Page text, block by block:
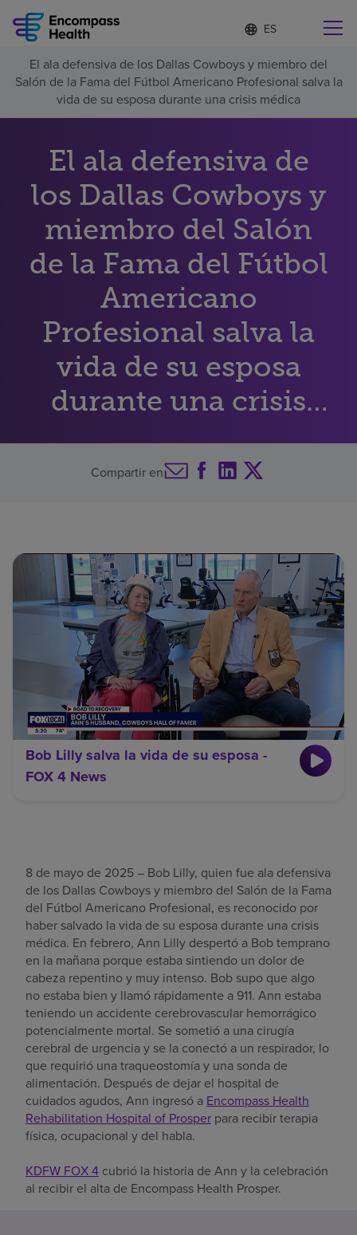
Lista
de
idiomas
contraída
d
o
m
a
e
c
c
i
o
n
a
d
Encuentre una localidad cerca de usted
Por qué debe elegirnos
Servicios de rehabilitación
Recursos de salud
Acerca de nosotros
Inversores
El ala defensiva de los Dallas Cowboys y miembro del
Salón de la Fama del Fútbol Americano Profesional salva la
vida de su esposa durante una crisis médica
El ala defensiva de
los Dallas Cowboys y
miembro del Salón
de la Fama del Fútbol
Americano
Profesional salva la
vida de su esposa
durante una crisis
médica
Compartir en
Bob Lilly salva la vida de su esposa -
FOX 4 News
8 de mayo de 2025 – Bob Lilly, quien fue ala defensiva
de los Dallas Cowboys y miembro del Salón de la Fama
del Fútbol Americano Profesional, es reconocido por
haber salvado la vida de su esposa durante una crisis
médica. En febrero, Ann Lilly despertó a Bob temprano
en la mañana porque estaba sintiendo un dolor de
cabeza repentino y muy intenso. Bob supo que algo
no estaba bien y llamó rápidamente a 911. Ann estaba
teniendo un accidente cerebrovascular hemorrágico
potencialmente mortal. Se sometió a una cirugía
cerebral de urgencia y se la conectó a un respirador, lo
que requirió una traqueostomía y una sonda de
alimentación. Después de dejar el hospital de
cuidados agudos, Ann ingresó a Encompass Health
Rehabilitation Hospital of Prosper para recibir terapia
física, ocupacional y del habla.
KDFW FOX 4 cubrió la historia de Ann y la celebración
al recibir el alta de Encompass Health Prosper.